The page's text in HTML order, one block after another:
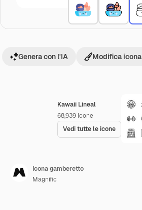
Kawaii Lineal
68,939 Icone
Vedi tutte le icone
Genera con l'IA Modifica icona
Icona gamberetto
Magnific